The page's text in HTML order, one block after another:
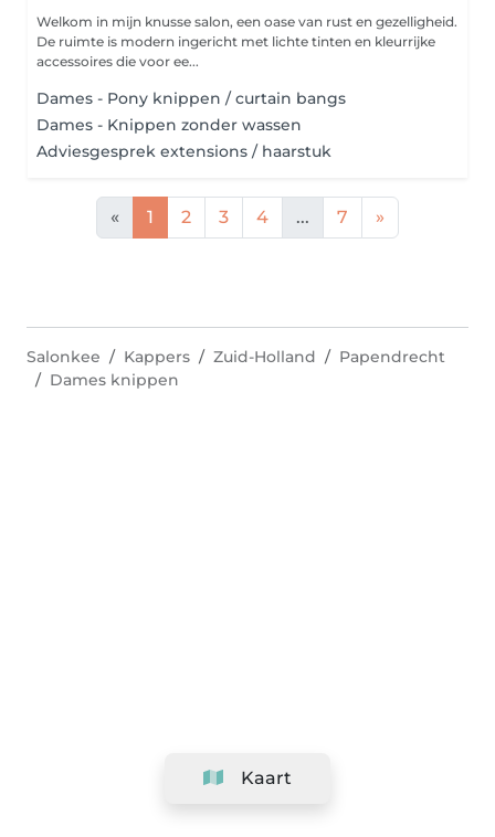
Welkom in mijn knusse salon, een oase van rust en gezelligheid.
De ruimte is modern ingericht met lichte tinten en kleurrijke
accessoires die voor ee...
Dames - Pony knippen / curtain bangs
Dames - Knippen zonder wassen
Adviesgesprek extensions / haarstuk
« 1 2 3 4 ... 7 »
Kaart
Salonkee Kappers Zuid-Holland
Papendrecht
Dames knippen